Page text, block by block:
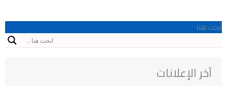
أبحث هنا
آخر الإعلانات